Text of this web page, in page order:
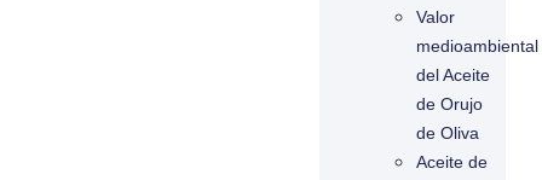
Valor
medioambiental
del Aceite
de Orujo
de Oliva
Aceite de